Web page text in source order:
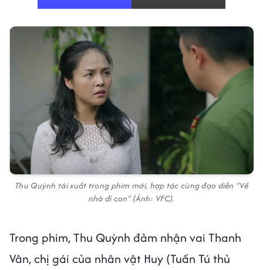
Thu Quỳnh tái xuất trong phim mới, hợp tác cùng đạo diễn "Về
nhà đi con" (Ảnh: VFC).
Trong phim, Thu Quỳnh đảm nhận vai Thanh
Vân, chị gái của nhân vật Huy (Tuấn Tú thủ